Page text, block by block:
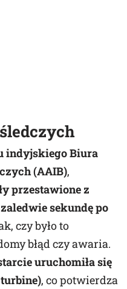
indyjskiego Biura
(AAIB),
przestawione z
zaledwie sekundę po
czy było to
błąd czy awaria.
uruchomiła się
, co potwierdza